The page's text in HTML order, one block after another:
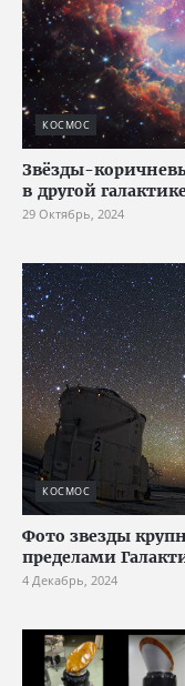
КОСМОС
Звёзды-
в другой
29 Октябрь, 2024
КОСМОС
Фото звезды
пределами
4 Декабрь, 2024